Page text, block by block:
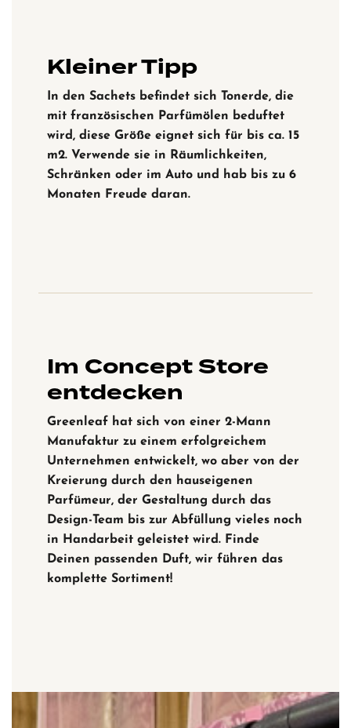
Kleiner Tipp
In den Sachets befindet sich Tonerde, die
mit französischen Parfümölen beduftet
wird, diese Größe eignet sich für bis ca. 15
m2. Verwende sie in Räumlichkeiten,
Schränken oder im Auto und hab bis zu 6
Monaten Freude daran.
Im Concept Store
entdecken
Greenleaf hat sich von einer 2-Mann
Manufaktur zu einem erfolgreichem
Unternehmen entwickelt, wo aber von der
Kreierung durch den hauseigenen
Parfümeur, der Gestaltung durch das
Design-Team bis zur Abfüllung vieles noch
in Handarbeit geleistet wird. Finde
Deinen passenden Duft, wir führen das
komplette Sortiment!